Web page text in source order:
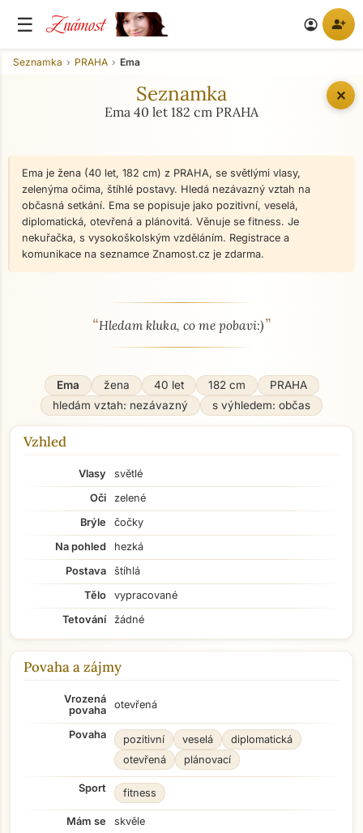
☰ Známost account_circle person_add
✕
Seznamka PRAHA Ema
Seznamka
Ema 40 let 182 cm PRAHA
Ema je žena (40 let, 182 cm) z PRAHA, se světlými vlasy,
zelenýma očima, štíhlé postavy. Hledá nezávazný vztah na
občasná setkání. Ema se popisuje jako pozitivní, veselá,
diplomatická, otevřená a plánovitá. Věnuje se fitness. Je
nekuřačka, s vysokoškolským vzděláním. Registrace a
komunikace na seznamce Znamost.cz je zdarma.
O mně - seznamka profil
“Hledam kluka, co me pobavi:)”
Ema žena 40 let 182 cm
PRAHA
hledám vztah: nezávazný
s výhledem: občas
Vzhled
Vlasy
světlé
Oči
zelené
Brýle
čočky
Na pohled
hezká
Postava
štíhlá
Tělo
vypracované
Tetování
žádné
Povaha a zájmy
Vrozená
povaha
otevřená
Povaha pozitivní veselá
diplomatická
otevřená
plánovací
Sport fitness
Mám se skvěle